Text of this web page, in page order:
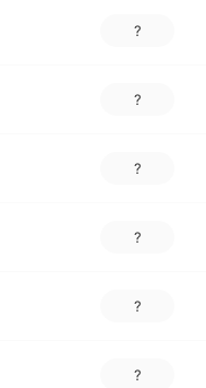
?
?
?
?
?
?